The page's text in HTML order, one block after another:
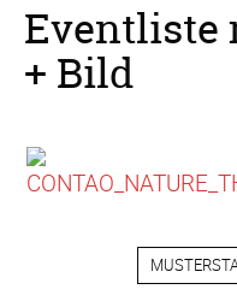
Eventliste
+ Bild